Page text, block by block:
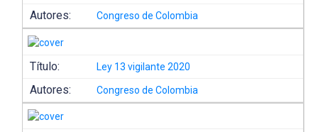
Autores: Congreso de Colombia
Título: Ley 13 vigilante 2020
Autores: Congreso de Colombia